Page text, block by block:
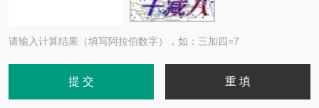
请输入计算结果（填写阿拉伯数字），如：三加四=7